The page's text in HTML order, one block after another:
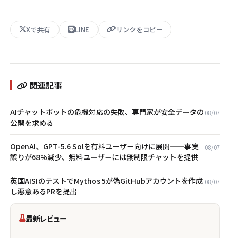
Xで共有 LINE リンクをコピー
関連記事
AIチャットボットの危機対応の失敗、専門家が安全データの
公開を求める
08/07
OpenAI、GPT-5.6 Solを有料ユーザー向けに展開——事実
誤りが68%減少、無料ユーザーには無制限チャットを提供
08/07
英国AISIのテストでMythos 5が偽GitHubアカウントを作成
し悪意あるPRを提出
08/07
最新レビュー